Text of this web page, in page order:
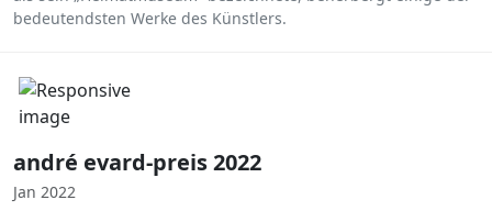
bedeutendsten Werke des Künstlers.
andré evard-preis 2022
Jan 2022